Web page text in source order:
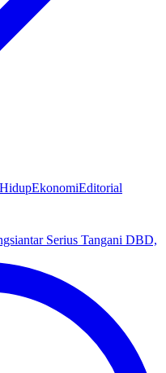
EkonomiEditorial
Serius Tangani DBD,